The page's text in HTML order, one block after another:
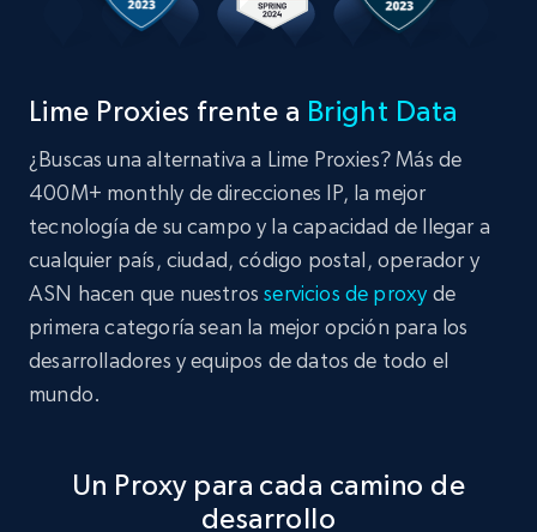
Lime Proxies frente a Bright Data
¿Buscas una alternativa a Lime Proxies? Más de
400M+ monthly de direcciones IP, la mejor
tecnología de su campo y la capacidad de llegar a
cualquier país, ciudad, código postal, operador y
ASN hacen que nuestrosservicios de proxy de
primera categoría sean la mejor opción para los
desarrolladores y equipos de datos de todo el
mundo.
Un Proxy para cada camino de
desarrollo